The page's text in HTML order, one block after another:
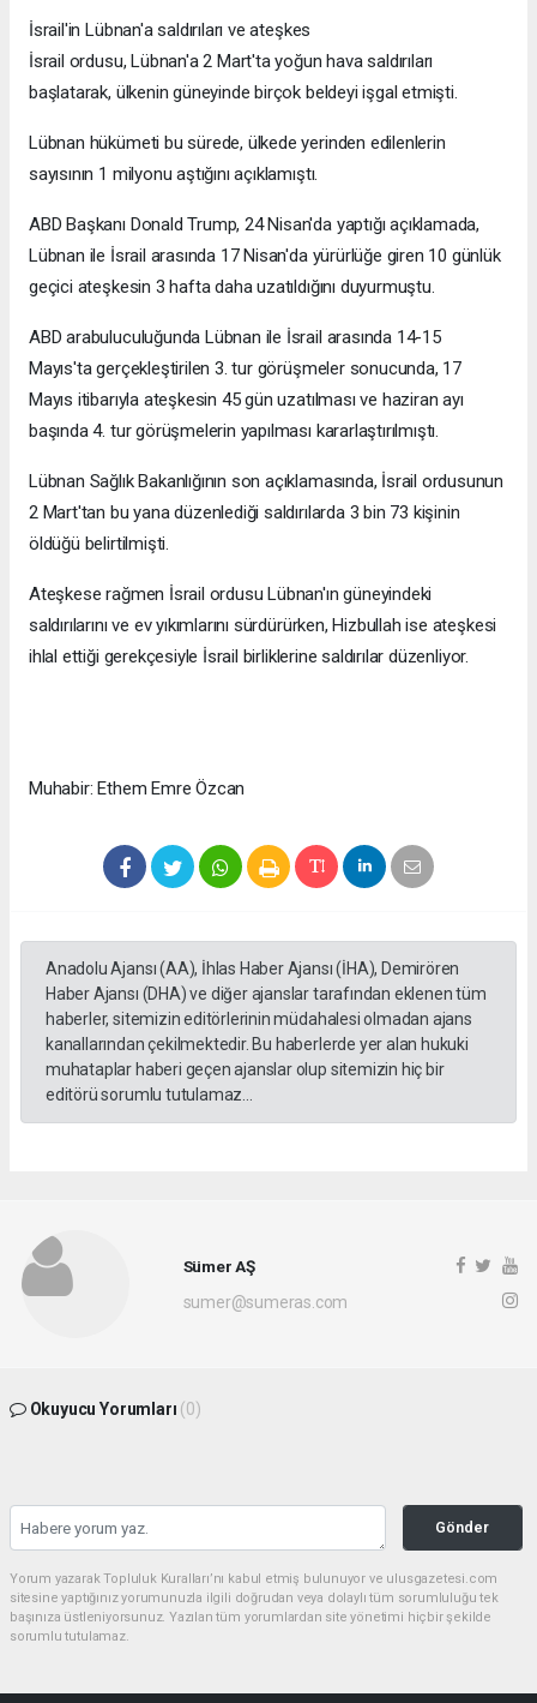
İsrail'in Lübnan'a saldırıları ve ateşkes
İsrail ordusu, Lübnan'a 2 Mart'ta yoğun hava saldırıları
başlatarak, ülkenin güneyinde birçok beldeyi işgal etmişti.
Lübnan hükümeti bu sürede, ülkede yerinden edilenlerin
sayısının 1 milyonu aştığını açıklamıştı.
ABD Başkanı Donald Trump, 24 Nisan'da yaptığı açıklamada,
Lübnan ile İsrail arasında 17 Nisan'da yürürlüğe giren 10 günlük
geçici ateşkesin 3 hafta daha uzatıldığını duyurmuştu.
ABD arabuluculuğunda Lübnan ile İsrail arasında 14-15
Mayıs'ta gerçekleştirilen 3. tur görüşmeler sonucunda, 17
Mayıs itibarıyla ateşkesin 45 gün uzatılması ve haziran ayı
başında 4. tur görüşmelerin yapılması kararlaştırılmıştı.
Lübnan Sağlık Bakanlığının son açıklamasında, İsrail ordusunun
2 Mart'tan bu yana düzenlediği saldırılarda 3 bin 73 kişinin
öldüğü belirtilmişti.
Ateşkese rağmen İsrail ordusu Lübnan'ın güneyindeki
saldırılarını ve ev yıkımlarını sürdürürken, Hizbullah ise ateşkesi
ihlal ettiği gerekçesiyle İsrail birliklerine saldırılar düzenliyor.
Muhabir: Ethem Emre Özcan
Anadolu Ajansı (AA), İhlas Haber Ajansı (İHA), Demirören
Haber Ajansı (DHA) ve diğer ajanslar tarafından eklenen tüm
haberler, sitemizin editörlerinin müdahalesi olmadan ajans
kanallarından çekilmektedir. Bu haberlerde yer alan hukuki
muhataplar haberi geçen ajanslar olup sitemizin hiç bir
editörü sorumlu tutulamaz...
Sümer AŞ
sumer@sumeras.com
Okuyucu Yorumları (0)
Gönder
Yorum yazarak Topluluk Kuralları’nı kabul etmiş bulunuyor ve ulusgazetesi.com
sitesine yaptığınız yorumunuzla ilgili doğrudan veya dolaylı tüm sorumluluğu tek
başınıza üstleniyorsunuz. Yazılan tüm yorumlardan site yönetimi hiçbir şekilde
sorumlu tutulamaz.